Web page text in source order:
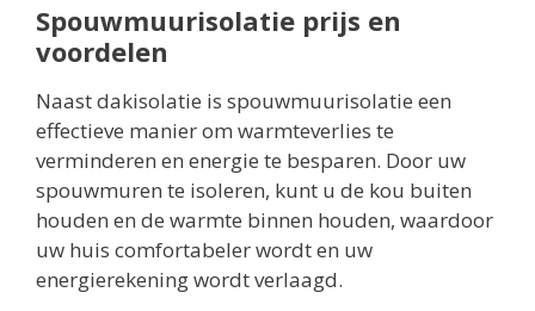
Spouwmuurisolatie prijs en
voordelen
Naast dakisolatie is spouwmuurisolatie een
effectieve manier om warmteverlies te
verminderen en energie te besparen. Door uw
spouwmuren te isoleren, kunt u de kou buiten
houden en de warmte binnen houden, waardoor
uw huis comfortabeler wordt en uw
energierekening wordt verlaagd.